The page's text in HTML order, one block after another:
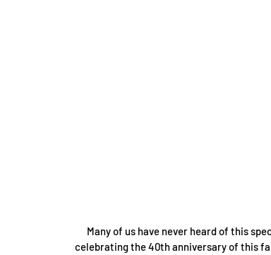
Many of us have never heard of this
celebrating the 40th anniversary of this